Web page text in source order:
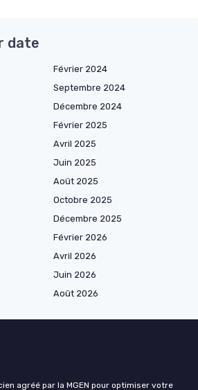
date
Février 2024
Septembre 2024
Décembre 2024
Février 2025
Avril 2025
Juin 2025
Août 2025
Octobre 2025
Décembre 2025
Février 2026
Avril 2026
Juin 2026
Août 2026
agréé par la MGEN pour optimiser votre